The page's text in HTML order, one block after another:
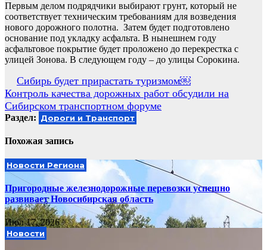
Первым делом подрядчики выбирают грунт, который не
соответствует техническим требованиям для возведения
нового дорожного полотна. Затем будет подготовлено
основание под укладку асфальта. В нынешнем году
асфальтовое покрытие будет проложено до перекрестка с
улицей Зонова. В следующем году – до улицы Сорокина.
Навигация
по
записям
Сибирь будет прирастать туризмом￼
Контроль качества дорожных работ обсудили на
Сибирском транспортном форуме
Раздел: Дороги и Транспорт
Похожая запись
Новости Региона
Пригородные железнодорожные перевозки успешно
развивает Новосибирская область
Июл 17, 2026
Новости